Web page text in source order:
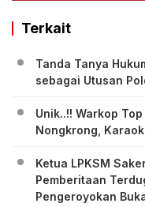
Terkait
Tanda Tanya
sebagai Utusan
Unik..!! Warkop
Nongkrong,
Ketua LPKSM
Pemberitaan
Pengeroyokan